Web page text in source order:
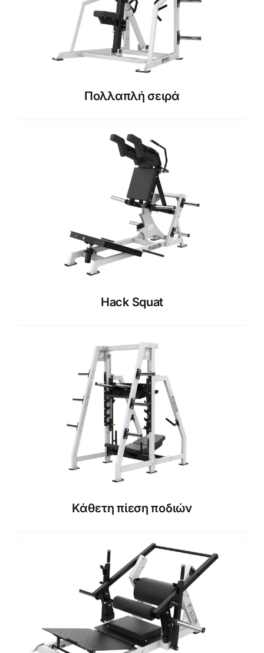
Πολλαπλή σειρά
Hack Squat
Κάθετη πίεση ποδιών